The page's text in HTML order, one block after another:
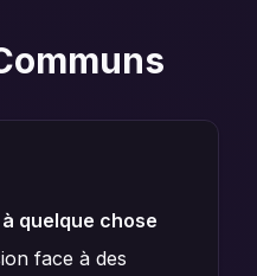
quelque chose
face à des